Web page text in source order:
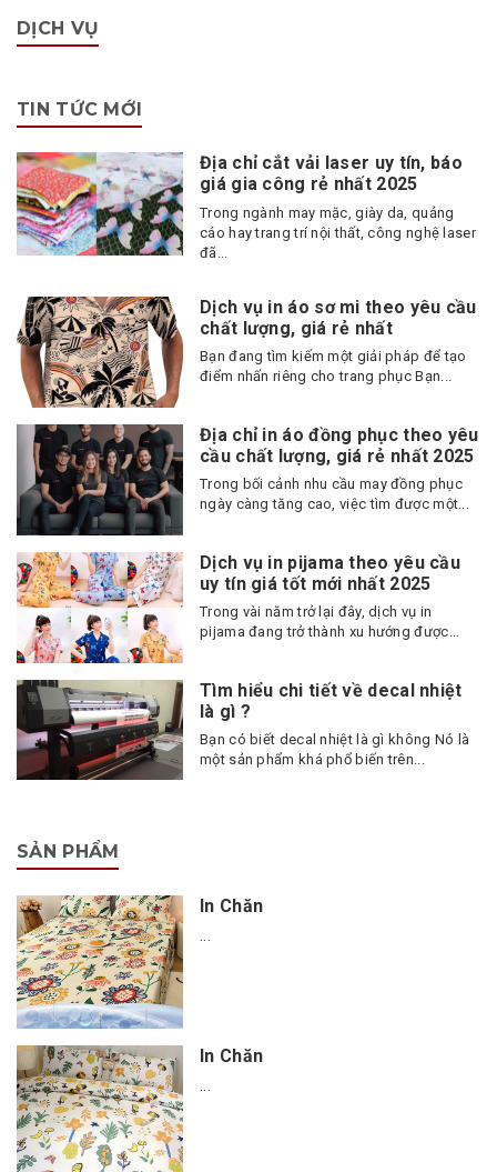
DỊCH VỤ
TIN TỨC MỚI
Địa chỉ cắt vải laser uy tín, báo
giá gia công rẻ nhất 2025
Trong ngành may mặc, giày da, quảng
cáo hay trang trí nội thất, công nghệ laser
đã...
Dịch vụ in áo sơ mi theo yêu cầu
chất lượng, giá rẻ nhất
Bạn đang tìm kiếm một giải pháp để tạo
điểm nhấn riêng cho trang phục Bạn...
Địa chỉ in áo đồng phục theo yêu
cầu chất lượng, giá rẻ nhất 2025
Trong bối cảnh nhu cầu may đồng phục
ngày càng tăng cao, việc tìm được một...
Dịch vụ in pijama theo yêu cầu
uy tín giá tốt mới nhất 2025
Trong vài năm trở lại đây, dịch vụ in
pijama đang trở thành xu hướng được...
Tìm hiểu chi tiết về decal nhiệt
là gì ?
Bạn có biết decal nhiệt là gì không Nó là
một sản phẩm khá phổ biến trên...
SẢN PHẨM
In Chăn
...
In Chăn
...